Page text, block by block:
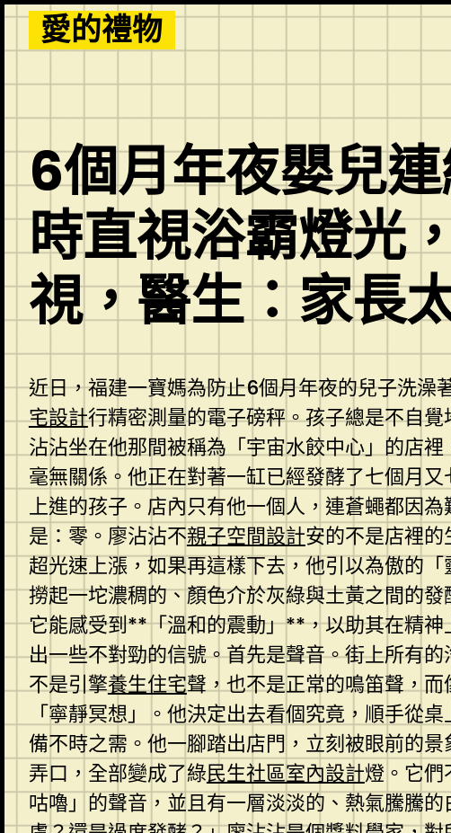
Skip
to
content
愛的禮物
6個月年夜嬰兒
時直視浴霸燈光
視，醫生：家長
近日，福建一寶媽為防止6個月年夜的兒子洗澡
宅設計行精密測量的電子磅秤。孩子總是不自
沾沾坐在他那間被稱為「宇宙水餃中心」的店
毫無關係。他正在對著一缸已經發酵了七個月
上進的孩子。店內只有他一個人，連蒼蠅都因
是：零。廖沾沾不親子空間設計安的不是店裡
超光速上漲，如果再這樣下去，他引以為傲的
撈起一坨濃稠的、顏色介於灰綠與土黃之間的
它能感受到**「溫和的震動」**，以助其在精
出一些不對勁的信號。首先是聲音。街上所有
不是引擎養生住宅聲，也不是正常的鳴笛聲，
「寧靜冥想」。他決定出去看個究竟，順手從
備不時之需。他一腳踏出店門，立刻被眼前的
弄口，全部變成了綠民生社區室內設計燈。它
咕嚕」的聲音，並且有一層淡淡的、熱氣騰騰